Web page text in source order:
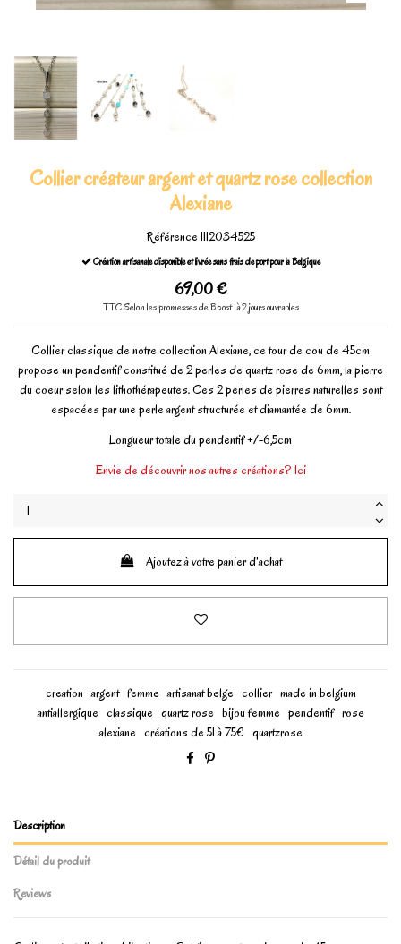
Collier créateur argent et quartz rose collection
Alexiane
Référence1112034525
Création artisanale disponible et livrée sans frais de port pour la Belgique
69,00 €
TTCSelon les promesses de Bpost 1à 2 jours ouvrables
Collier classique de notre collection Alexiane, ce tour de cou de 45cm
propose un pendentif constitué de 2 perles de quartz rose de 6mm, la pierre
du coeur selon les lithothérapeutes. Ces 2 perles de pierres naturelles sont
espacées par une perle argent structurée et diamantée de 6mm.
Longueur totale du pendentif +/-6,5cm
Envie de découvrir nos autres créations? Ici
Ajoutez à votre panier d'achat
creation argent femme artisanat belge collier made in belgium
antiallergique classique quartz rose bijou femme pendentif rose
alexiane créations de 51 à 75€ quartzrose
Description
Détail du produit
Reviews